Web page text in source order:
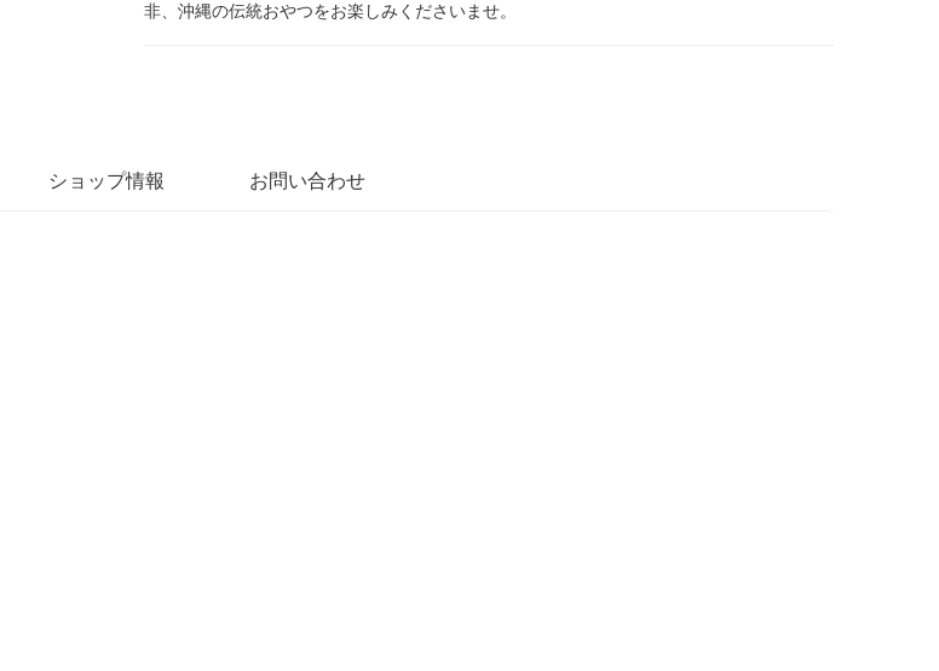
非、沖縄の伝統おやつをお楽しみくださいませ。
ショップ情報 お問い合わせ